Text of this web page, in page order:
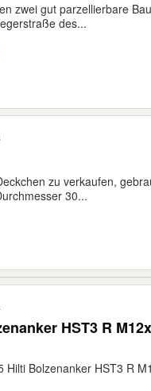
zwei gut parzellierbare
des...
zu verkaufen,
30...
HST3 R
Hilti Bolzenanker HST3 R